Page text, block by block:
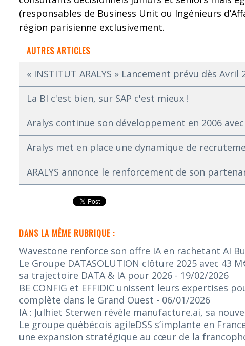
(responsables de Business Unit ou Ingénieurs
région parisienne exclusivement.
AUTRES ARTICLES
« INSTITUT ARALYS » Lancement prévu dès Avril
La BI c'est bien, sur SAP c'est mieux !
Aralys continue son développement en 2006
Aralys met en place une dynamique de
ARALYS annonce le renforcement de son
DANS LA MÊME RUBRIQUE :
Wavestone renforce son offre IA en rachetant AI
Le Groupe DATASOLUTION clôture 2025 avec 43
sa trajectoire DATA & IA pour 2026 - 19/02/2026
BE CONFIG et EFFIDIC unissent leurs expertises
complète dans le Grand Ouest - 06/01/2026
IA : Julhiet Sterwen révèle manufacture.ai, sa
Le groupe québécois agileDSS s’implante en
une expansion stratégique au cœur de la